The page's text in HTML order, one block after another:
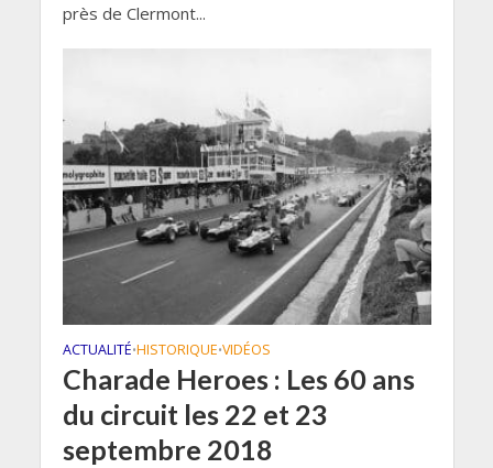
près de Clermont...
ACTUALITÉ•HISTORIQUE•VIDÉOS
Charade Heroes : Les 60 ans
du circuit les 22 et 23
septembre 2018